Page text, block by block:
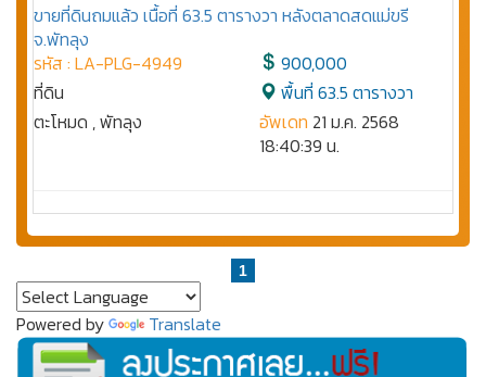
ขายที่ดินถมแล้ว เนื้อที่ 63.5 ตารางวา หลังตลาดสดแม่ขรี
จ.พัทลุง
รหัส : LA-PLG-4949
ที่ดิน
ตะโหมด , พัทลุง
900,000
พื้นที่ 63.5 ตารางวา
อัพเดท 21 ม.ค. 2568
18:40:39 น.
1
Powered by Translate